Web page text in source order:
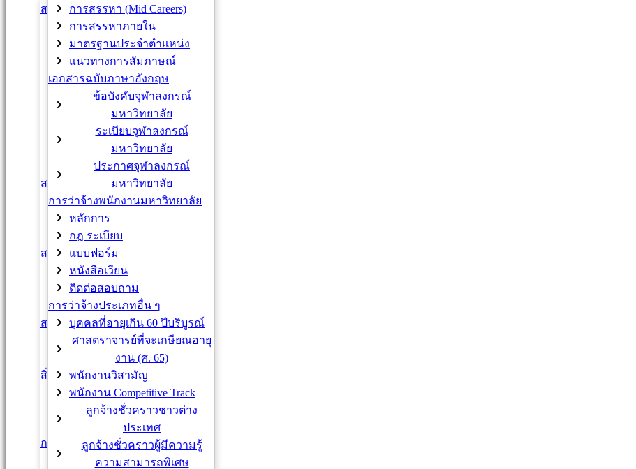
สวัสดิการด้านสุขภาพ
กองทุนประกันสังคม
กองทุนเงินทดแทน
เงินอุดหนุนค่ารักษาพยาบาล
(อุบัติเหตุจากการทำงาน)
ตรวจสุขภาพประจำปี
ประกันชีวิตรายเดี่ยว
ประกันสุขภาพแบบกลุ่ม
สวัสดิการยืดหยุ่น
สวัสดิการ Equal Care
สวัสดิการด้านครอบครัว
เงินอุดหนุนการศึกษาบุตร
สวัสดิการโรงเรียนสาธิตฯ
สวัสดิการงานศพ
สวัสดิการด้านการเงิน
กองทุนสำรองเลี้ยงชีพ
เงินกู้ธนาคารต่าง ๆ
เงินกู้เพื่อเคหะสงเคราะห์
สวัสดิการด้านอื่นๆ
หอพักบุคลากร
ช.พ.ค. / ช.พ.ส.
สิ่งอำนวยความสะดวก
Co-Working Space
Central Library
CU Sport Complex
CU pop bus / Parking
การรับเงินเดือน/ค่าจ้างประจำ
ข้าราขการ / ลูกจ้างเงินงบ
การสรรหา (Mid Careers)
การสรรหาภายใน
มาตรฐานประจำตำแหน่ง
แนวทางการสัมภาษณ์
เอกสารฉบับภาษาอังกฤษ
ข้อบังคับจุฬาลงกรณ์
มหาวิทยาลัย
ระเบียบจุฬาลงกรณ์
มหาวิทยาลัย
ประกาศจุฬาลงกรณ์
มหาวิทยาลัย
การว่าจ้างพนักงานมหาวิทยาลัย
หลักการ
กฎ ระเบียบ
แบบฟอร์ม
หนังสือเวียน
ติดต่อสอบถาม
การว่าจ้างประเภทอื่น ๆ
บุคคลที่อายุเกิน 60 ปีบริบูรณ์
ศาสตราจารย์ที่จะเกษียณอายุ
งาน (ศ. 65)
พนักงานวิสามัญ
พนักงาน Competitive Track
ลูกจ้างชั่วคราวชาวต่าง
ประเทศ
ลูกจ้างชั่วคราวผู้มีความรู้
ความสามารถพิเศษ